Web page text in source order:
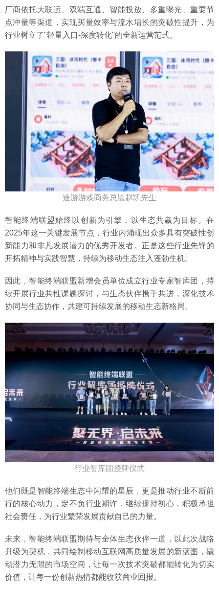
厂商依托大联运、双端互通、智能投放、多重曝光、重要节
点冲量等渠道，实现买量效率与流水增长的突破性提升，为
行业树立了"轻量入口-深度转化"的全新运营范式。
途游游戏商务总监赵凯先生
智能终端联盟始终以创新为引擎，以生态共赢为目标。在
2025年这一关键发展节点，行业内涌现出众多具有突破性创
新能力和非凡发展潜力的优秀开发者。正是这些行业先锋的
开拓精神与实践智慧，持续为移动生态注入蓬勃生机。
因此，智能终端联盟新增会员单位成立行业专家智库团，持
续开展行业共性课题探讨，与生态伙伴携手共进，深化技术
协同与生态协作，共建可持续发展的移动生态新格局。
行业智库团授牌仪式
他们既是智能终端生态中闪耀的星辰，更是推动行业不断前
行的核心动力，定不负行业期许，继续保持初心，积极承担
社会责任，为行业繁荣发展贡献自己的力量。
未来，智能终端联盟期待与全体生态伙伴一道，以此次战略
升级为契机，共同绘制移动互联网高质量发展的新蓝图，撬
动潜力无限的市场空间，让每一次技术突破都能转化为切实
价值，让每一份创新热情都能收获商业回报。